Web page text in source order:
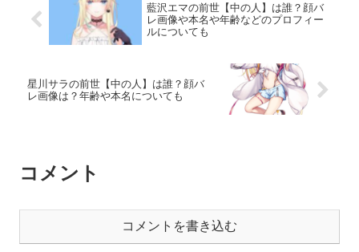
藍沢エマの前世【中の人】は誰？顔バ
レ画像や本名や年齢などのプロフィー
ルについても
星川サラの前世【中の人】は誰？顔バ
レ画像は？年齢や本名についても
コメント
コメントを書き込む